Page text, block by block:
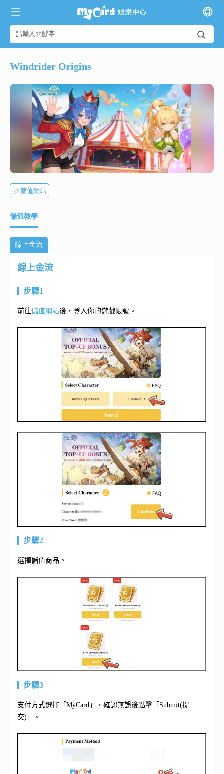
Windrider Origins
儲值網站
儲值教學
線上金流
線上金流
步驟1
前往儲值網站後，登入你的遊戲帳號。
步驟2
選擇儲值商品。
步驟3
支付方式選擇「MyCard」，確認無誤後點擊「Submit(提
交)」。